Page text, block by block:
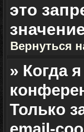
это
Вернуться
» Когда
Только